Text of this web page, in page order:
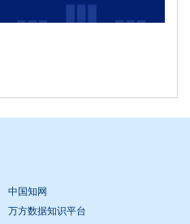
中国知网
万方数据知识平台